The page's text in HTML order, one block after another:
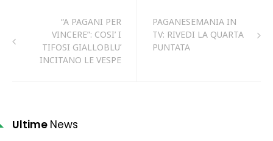
“A PAGANI PER
VINCERE”: COSI’ I
TIFOSI GIALLOBLU’
INCITANO LE VESPE
PAGANESEMANIA IN
TV: RIVEDI LA QUARTA
PUNTATA
Ultime News